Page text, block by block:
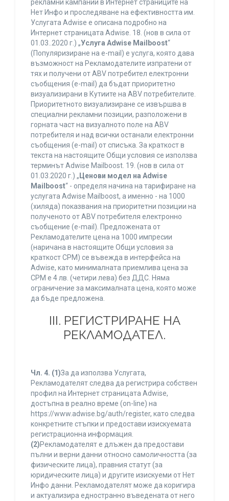
рекламни кампании в Интернет страниците на
Нет Инфо и проследяване на ефективността им.
Услугата Adwise е описана подробно на
Интернет страницата Adwise. 18. (нов в сила от
01.03..2020 г.) „Услуга Adwise Mailboost“
(Популяризиране на e-mail) е услуга, която дава
възможност на Рекламодателите изпратени от
тях и получени от ABV потребител електронни
съобщения (e-mail) да бъдат приоритетно
визуализирани в Кутиите на ABV потребителите.
Приоритетното визуализиране се извършва в
специални рекламни позиции, разположени в
горната част на визуалното поле на ABV
потребителя и над всички останали електронни
съобщения (e-mail) от списъка. За краткост в
текста на настоящите Общи условия се използва
терминът Adwise Mailboost. 19. (нов в сила от
01.03.2020 г.) „ Ценови модел на Adwise
Mailboost“ - определя начина на тарифиране на
услугата Adwise Mailboost, а именно - на 1000
(хиляда) показвания на приоритетни позиции на
полученото от ABV потребителя електронно
съобщение (e-mail). Предложената от
Рекламодателите цена на 1000 импресии
(наричана в настоящите Общи условия за
краткост CPM) се въвежда в интерфейса на
Adwise, като минималната приемлива цена за
CPM е 4 лв. (четири лева) без ДДС. Няма
ограничение за максималната цена, която може
да бъде предложена.
ІІІ. РЕГИСТРИРАНЕ НА
РЕКЛАМОДАТЕЛ.
Чл. 4. (1)За да използва Услугата,
Рекламодателят следва да регистрира собствен
профил на Интернет страницата Adwise,
достъпна в реално време (on-line) на
https://www.adwise.bg/auth/register, като следва
конкретните стъпки и предостави изискуемата
регистрационна информация.
(2)Рекламодателят е длъжен да предостави
пълни и верни данни относно самоличността (за
физическите лица), правния статут (за
юридическите лица) и другите изискуеми от Нет
Инфо данни. Рекламодателят може да коригира
и актуализира едностранно въведената от него